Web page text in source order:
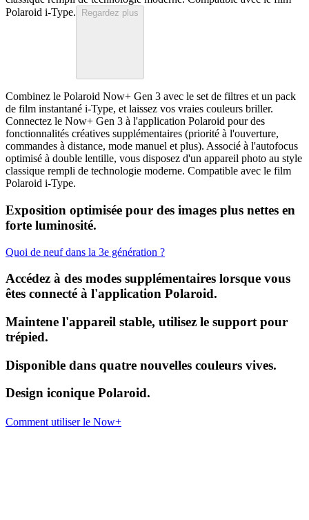
Polaroid i-Type.
Regardez plus
Combinez le Polaroid Now+ Gen 3 avec le set de filtres et un pack
de film instantané i-Type, et laissez vos vraies couleurs briller.
Connectez le Now+ Gen 3 à l'application Polaroid pour des
fonctionnalités créatives supplémentaires (priorité à l'ouverture,
commandes à distance, mode manuel et plus). Associé à l'autofocus
optimisé à double lentille, vous disposez d'un appareil photo au style
classique rempli de technologie moderne. Compatible avec le film
Polaroid i-Type.
Exposition optimisée pour des images plus nettes en
forte luminosité.
Quoi de neuf dans la 3e génération ?
Accédez à des modes supplémentaires lorsque vous
êtes connecté à l'application Polaroid.
Maintene l'appareil stable, utilisez le support pour
trépied.
Disponible dans quatre nouvelles couleurs vives.
Design iconique Polaroid.
Comment utiliser le Now+